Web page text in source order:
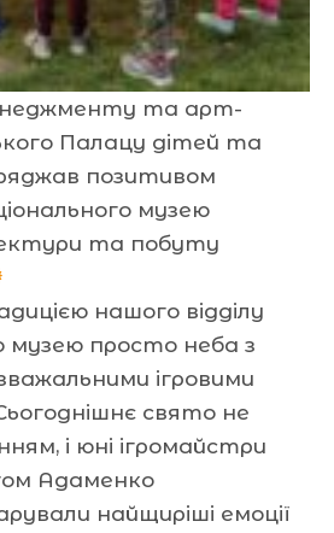
та арт-
Палацу дітей та
позитивом
музею
та побуту
нашого відділу
музею просто неба з
ігровими
свято не
і юні ігромайстри
Адаменко
найщиріші емоції